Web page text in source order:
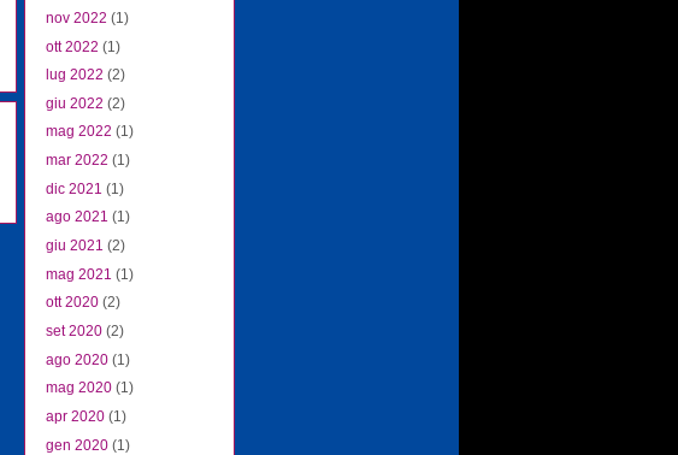
nov 2022 (1)
ott 2022 (1)
lug 2022 (2)
giu 2022 (2)
mag 2022 (1)
mar 2022 (1)
dic 2021 (1)
ago 2021 (1)
giu 2021 (2)
mag 2021 (1)
ott 2020 (2)
set 2020 (2)
ago 2020 (1)
mag 2020 (1)
apr 2020 (1)
gen 2020 (1)